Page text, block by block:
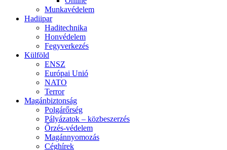
Munkavédelem
Hadiipar
Haditechnika
Honvédelem
Fegyverkezés
Külföld
ENSZ
Európai Unió
NATO
Terror
Magánbiztonság
Polgárőrség
Pályázatok – közbeszerzés
Őrzés-védelem
Magánnyomozás
Céghírek